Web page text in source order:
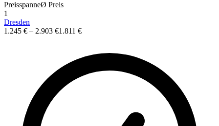
PreisspanneØ Preis
1
Dresden
1.245 € – 2.903 €1.811 €